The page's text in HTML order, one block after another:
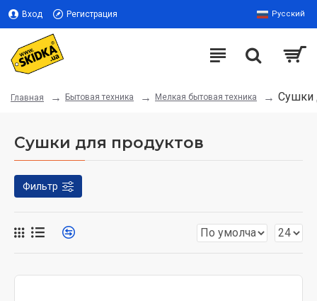
Вход Регистрация Русский
Главная Бытовая техника Мелкая бытовая техника Сушки
Сушки для продуктов
Фильтр